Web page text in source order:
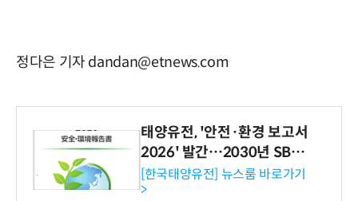
정다은 기자 dandan@etnews.com
태양유전, '안전·환경 보고서
2026' 발간…2030년 SBT
수준 온실가스 감축 추진
[한국태양유전] 뉴스룸 바로가기
>